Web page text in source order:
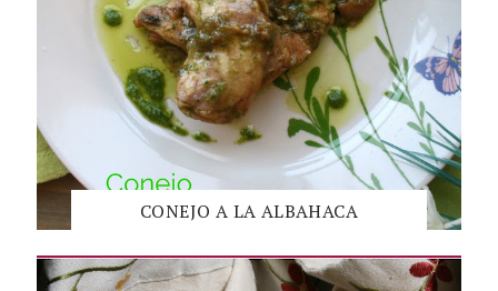
CONEJO A LA ALBAHACA